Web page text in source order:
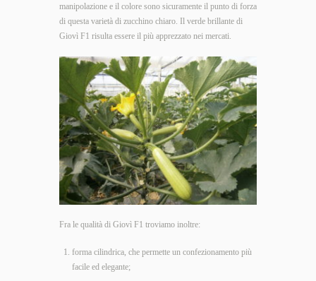
manipolazione e il colore sono sicuramente il punto di forza
di questa varietà di zucchino chiaro. Il verde brillante di
Giovì F1 risulta essere il più apprezzato nei mercati.
Fra le qualità di Giovì F1 troviamo inoltre:
forma cilindrica, che permette un confezionamento più
facile ed elegante;